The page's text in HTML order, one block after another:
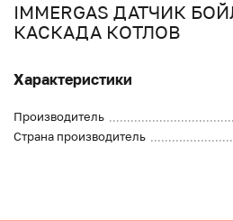
IMMERGAS ДАТЧИК
КАСКАДА КОТЛОВ
Характеристики
Производитель
Страна производитель